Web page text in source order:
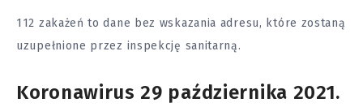
112 zakażeń to dane bez wskazania adresu, które zostaną
uzupełnione przez inspekcję sanitarną.
Koronawirus 29 października 2021.